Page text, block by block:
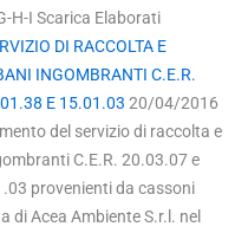
H-I Scarica Elaborati
DI RACCOLTA E
INGOMBRANTI C.E.R.
E 15.01.03 20/04/2016
del servizio di raccolta e
C.E.R. 20.03.07 e
provenienti da cassoni
di Acea Ambiente S.r.l. nel